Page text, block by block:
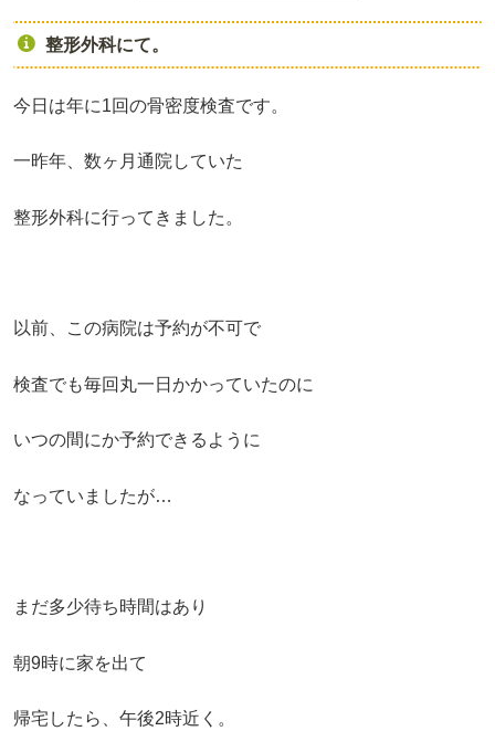
整形外科にて。
今日は年に1回の骨密度検査です。
一昨年、数ヶ月通院していた
整形外科に行ってきました。
以前、この病院は予約が不可で
検査でも毎回丸一日かかっていたのに
いつの間にか予約できるように
なっていましたが…
まだ多少待ち時間はあり
朝9時に家を出て
帰宅したら、午後2時近く。